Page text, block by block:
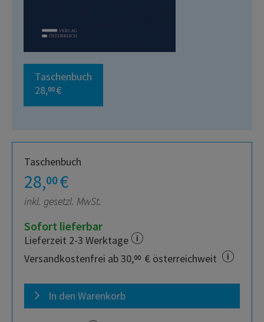
Taschenbuch
28,00 €
Taschenbuch
28,00€
inkl. gesetzl. MwSt.
Sofort lieferbar
Lieferzeit 2-3 Werktage
Versandkostenfrei ab 30,00 € österreichweit
In den Warenkorb